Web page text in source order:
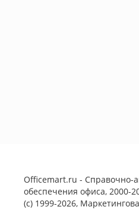
Officemart.ru - Справочно-
обеспечения офиса, 2000-
(с) 1999-2026,